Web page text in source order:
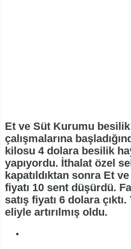
Et ve Süt Kurumu besilik
çalışmalarına
kilosu 4 dolara besilik
yapıyordu. İthalat özel
kapatıldıktan sonra Et
fiyatı 10 sent düşürdü.
satış fiyatı 6 dolara
eliyle artırılmış oldu.